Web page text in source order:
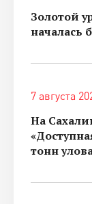
Золотой
началась
7 августа
На
тонн